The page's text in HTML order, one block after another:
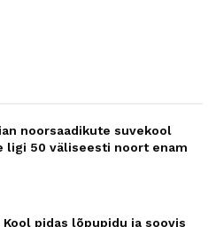
noorsaadikute suvekool
ligi 50 väliseesti noort enam
pidas lõpupidu ja soovis